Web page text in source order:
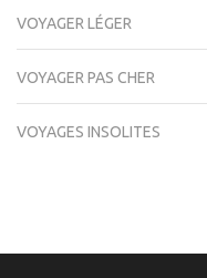
VOYAGER LÉGER
VOYAGER PAS CHER
VOYAGES INSOLITES